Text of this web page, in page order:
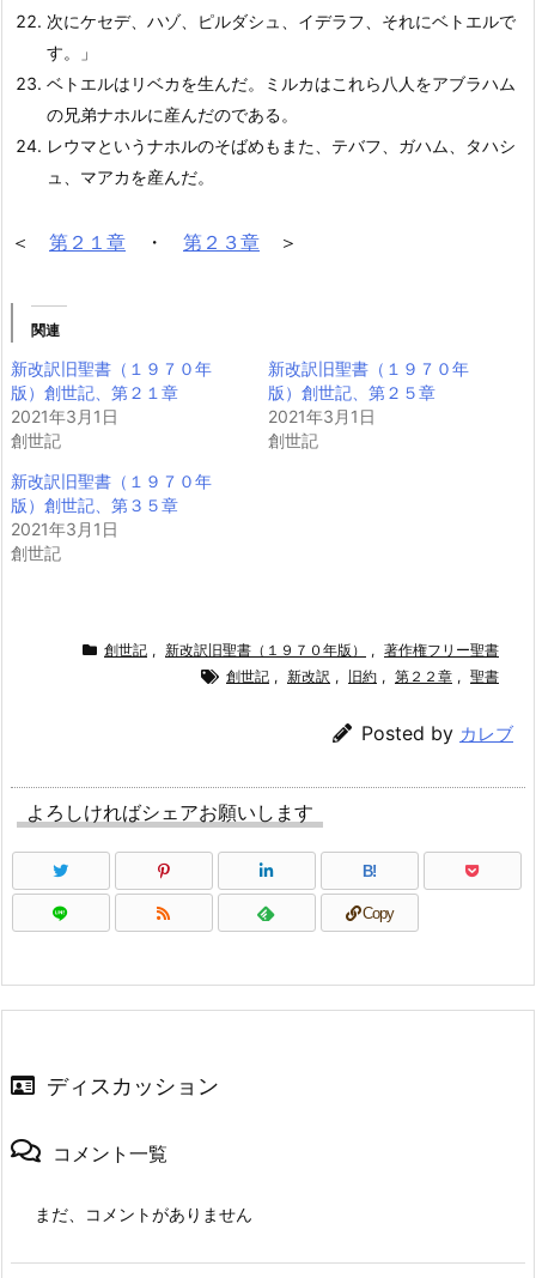
次にケセデ、ハゾ、ピルダシュ、イデラフ、それにベトエルで
す。」
ベトエルはリベカを生んだ。ミルカはこれら八人をアブラハム
の兄弟ナホルに産んだのである。
レウマというナホルのそばめもまた、テバフ、ガハム、タハシ
ュ、マアカを産んだ。
＜ 第２１章 ・ 第２３章 ＞
関連
新改訳旧聖書（１９７０年
版）創世記、第２１章
2021年3月1日
創世記
新改訳旧聖書（１９７０年
版）創世記、第２５章
2021年3月1日
創世記
新改訳旧聖書（１９７０年
版）創世記、第３５章
2021年3月1日
創世記
創世記 , 新改訳旧聖書（１９７０年版） , 著作権フリー聖書
創世記 , 新改訳 , 旧約 , 第２２章 , 聖書
Posted by カレブ
よろしければシェアお願いします
B!
Copy
ディスカッション
コメント一覧
まだ、コメントがありません